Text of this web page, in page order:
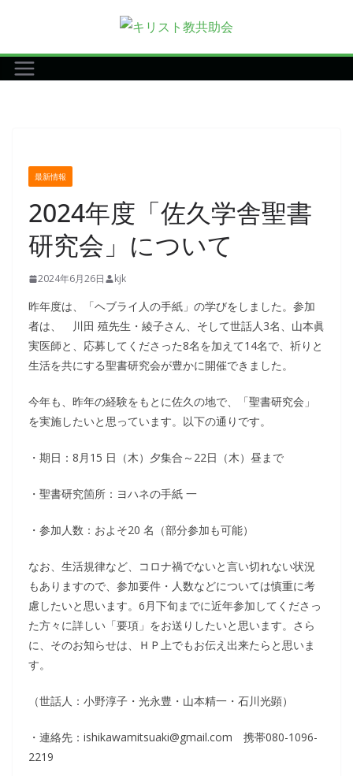
テ
ン
最新情報
2024年度「佐久学舎聖書
研究会」について
2024年6月26日 kjk
昨年度は、「ヘブライ人の手紙」の学びをしました。参加
者は、 川田 殖先生・綾子さん、そして世話人3名、山本眞
実医師と、応募してくださった8名を加えて14名で、祈りと
生活を共にする聖書研究会が豊かに開催できました。
今年も、昨年の経験をもとに佐久の地で、「聖書研究会」
を実施したいと思っています。以下の通りです。
・期日：8月15 日（木）夕集合～22日（木）昼まで
・聖書研究箇所：ヨハネの手紙 一
・参加人数：およそ20 名（部分参加も可能）
なお、生活規律など、コロナ禍でないと言い切れない状況
もありますので、参加要件・人数などについては慎重に考
慮したいと思います。6月下旬までに近年参加してくださっ
た方々に詳しい「要項」をお送りしたいと思います。さら
に、そのお知らせは、ＨＰ上でもお伝え出来たらと思いま
す。
（世話人：小野淳子・光永豊・山本精一・石川光顕）
・連絡先：ishikawamitsuaki@gmail.com 携帯080-1096-
2219